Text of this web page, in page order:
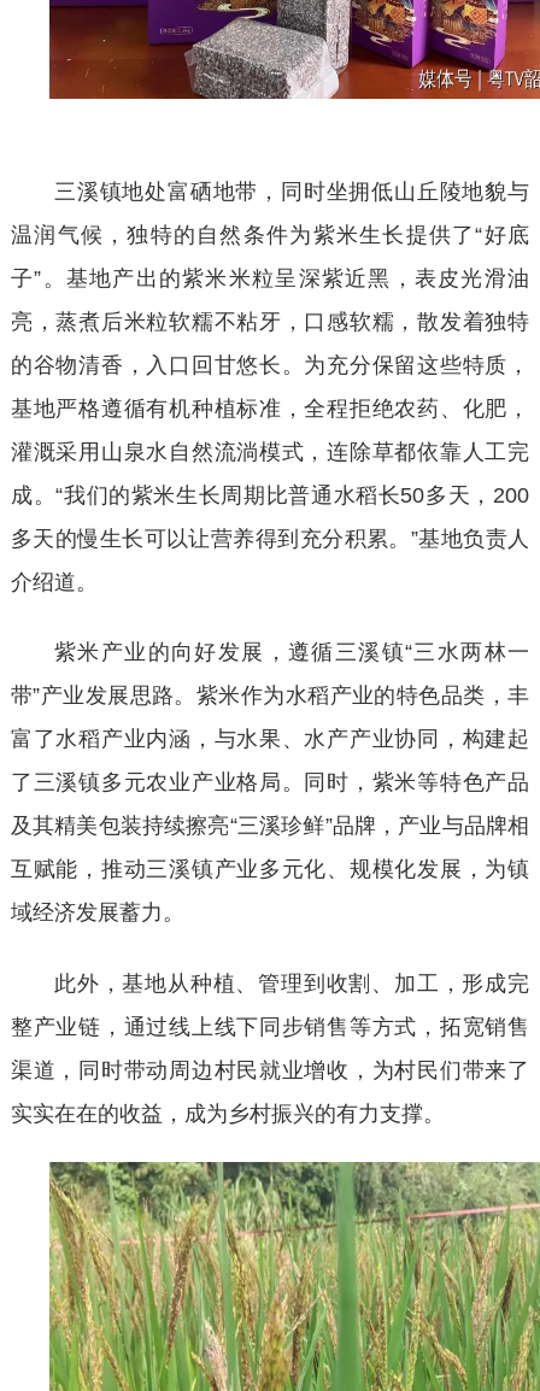
三溪镇地处富硒地带，同时坐拥低山丘陵地貌与
温润气候，独特的自然条件为紫米生长提供了“好底
子”。基地产出的紫米米粒呈深紫近黑，表皮光滑油
亮，蒸煮后米粒软糯不粘牙，口感软糯，散发着独特
的谷物清香，入口回甘悠长。为充分保留这些特质，
基地严格遵循有机种植标准，全程拒绝农药、化肥，
灌溉采用山泉水自然流淌模式，连除草都依靠人工完
成。“我们的紫米生长周期比普通水稻长50多天，200
多天的慢生长可以让营养得到充分积累。”基地负责人
介绍道。
紫米产业的向好发展，遵循三溪镇“三水两林一
带”产业发展思路。紫米作为水稻产业的特色品类，丰
富了水稻产业内涵，与水果、水产产业协同，构建起
了三溪镇多元农业产业格局。同时，紫米等特色产品
及其精美包装持续擦亮“三溪珍鲜”品牌，产业与品牌相
互赋能，推动三溪镇产业多元化、规模化发展，为镇
域经济发展蓄力。
此外，基地从种植、管理到收割、加工，形成完
整产业链，通过线上线下同步销售等方式，拓宽销售
渠道，同时带动周边村民就业增收，为村民们带来了
实实在在的收益，成为乡村振兴的有力支撑。